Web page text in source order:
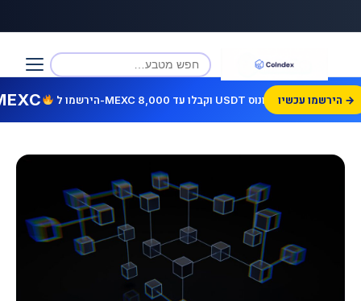
הירשמו עכשיו →